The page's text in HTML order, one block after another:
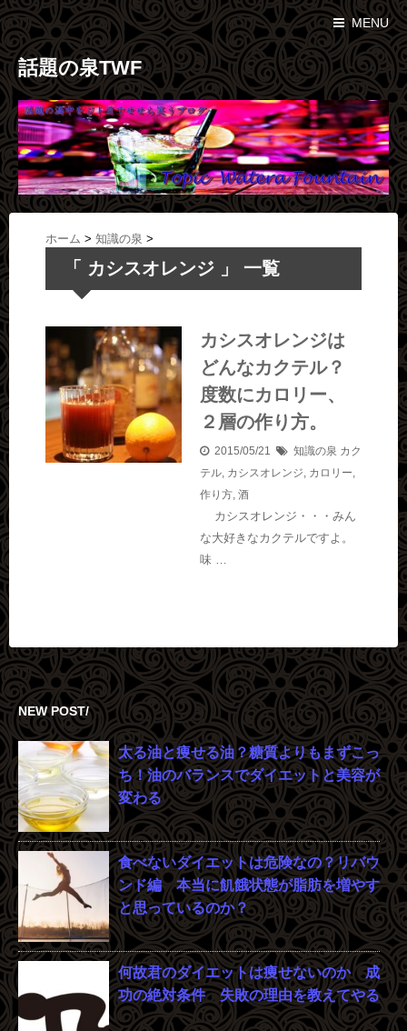
MENU
話題の泉TWF
ホーム > 知識の泉 >
「 カシスオレンジ 」 一覧
カシスオレンジは
どんなカクテル？
度数にカロリー、
２層の作り方。
2015/05/21 知識の泉 カク
テル, カシスオレンジ, カロリー,
作り方, 酒
カシスオレンジ・・・みん
な大好きなカクテルですよ。
味 …
NEW POST/
太る油と痩せる油？糖質よりもまずこっ
ち！油のバランスでダイエットと美容が
変わる
食べないダイエットは危険なの？リバウ
ンド編 本当に飢餓状態が脂肪を増やす
と思っているのか？
何故君のダイエットは痩せないのか 成
功の絶対条件 失敗の理由を教えてやる